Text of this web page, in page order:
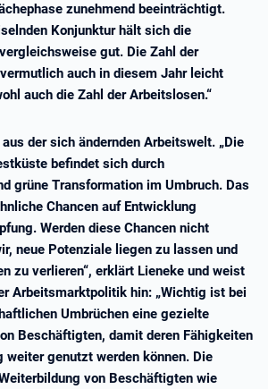
zunehmend beeinträchtigt.
Konjunktur hält sich die
gut. Die Zahl der
auch in diesem Jahr leicht
auch die Zahl der Arbeitslosen.“
der sich ändernden Arbeitswelt. „Die
befindet sich durch
grüne Transformation im Umbruch. Das
Chancen auf Entwicklung
Werden diese Chancen nicht
neue Potenziale liegen zu lassen und
zu verlieren“, erklärt Lieneke und weist
Arbeitsmarktpolitik hin: „Wichtig ist bei
Umbrüchen eine gezielte
Beschäftigten, damit deren Fähigkeiten
weiter genutzt werden können. Die
von Beschäftigten wie